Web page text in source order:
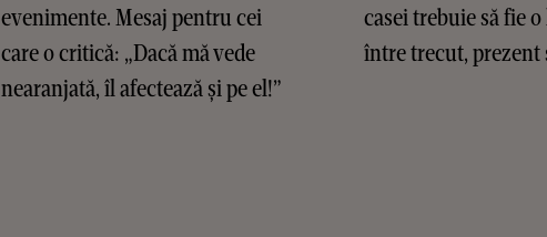
evenimente. Mesaj pentru cei
care o critică: „Dacă mă vede
nearanjată, îl afectează și pe el!”
casei trebuie să fie
între trecut, prezent